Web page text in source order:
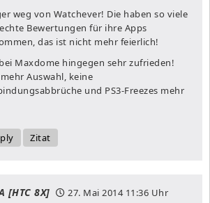
weg von Watchever! Die haben so viele
Bewertungen für ihre Apps
das ist nicht mehr feierlich!
Maxdome hingegen sehr zufrieden!
Auswahl, keine
und PS3-Freezes mehr
Zitat
[HTC 8X] 27. Mai 201411:36 Uhr